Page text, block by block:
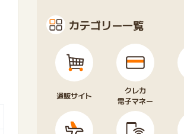
カテゴリー一覧
通販サイト
クレカ
電子マネー